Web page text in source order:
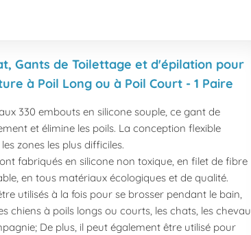
Gants de Toilettage et d'épilation pour
à Poil Long ou à Poil Court - 1 Paire
330 embouts en silicone souple, ce gant de
et élimine les poils. La conception flexible
zones les plus difficiles.
fabriqués en silicone non toxique, en filet de fibre
en tous matériaux écologiques et de qualité.
utilisés à la fois pour se brosser pendant le bain,
chiens à poils longs ou courts, les chats, les
De plus, il peut également être utilisé pour